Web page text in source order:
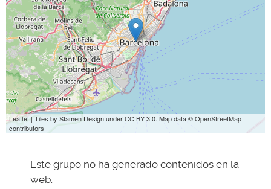
Leaflet | Tiles by Stamen DesignunderCC BY 3.0. Map data ©OpenStreetMap
contributors
Este grupo no ha generado contenidos en la
web.